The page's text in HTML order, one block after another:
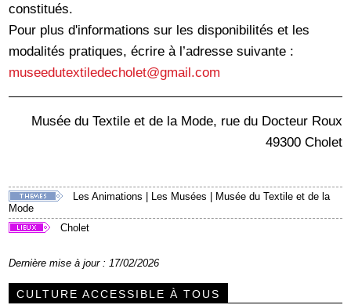
constitués.
Pour plus d'informations sur les disponibilités et les
modalités pratiques, écrire à l’adresse suivante :
museedutextiledecholet@gmail.com
Musée du Textile et de la Mode, rue du Docteur Roux
49300 Cholet
Les Animations Les Musées
Musée du Textile et de la
Mode
Cholet
Dernière mise à jour : 17/02/2026
CULTURE ACCESSIBLE À TOUS